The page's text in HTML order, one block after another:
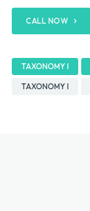
CALL NOW
TAXONOMY I
TAXONOMY I